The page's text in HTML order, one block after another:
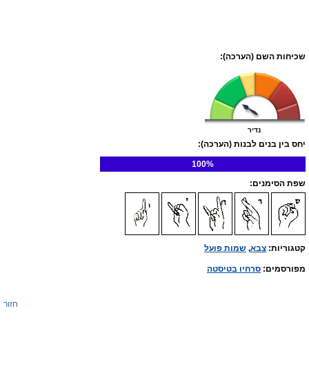
שכיחות השם (הערכה):
נדיר
יחס בין בנים לבנות (הערכה):
100%
שפת הסימנים:
קטגוריות: צבא, שמות פועל
מפורסמים: סרחיו בטיסטה
חזור